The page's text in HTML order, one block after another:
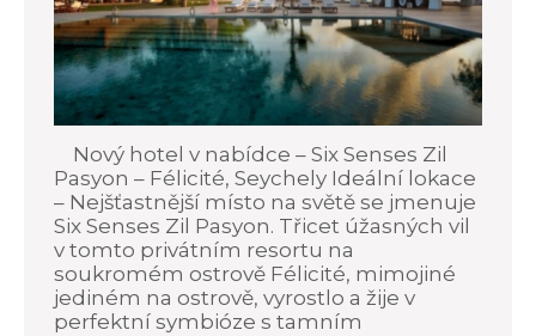
Nový hotel v nabídce – Six Senses Zil
Pasyon – Félicité, Seychely Ideální lokace
– Nejšťastnější místo na světě se jmenuje
Six Senses Zil Pasyon. Třicet úžasných vil
v tomto privátním resortu na
soukromém ostrově Félicité, mimojiné
jediném na ostrově, vyrostlo a žije v
perfektní symbióze s tamním